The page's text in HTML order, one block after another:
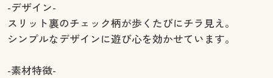
-デザイン-
スリット裏のチェック柄が歩くたびにチラ見え。
シンプルなデザインに遊び心を効かせています。
-素材特徴-